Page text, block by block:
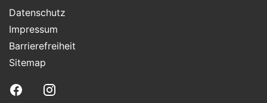
Datenschutz
Impressum
Barrierefreiheit
Sitemap